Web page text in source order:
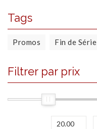
Tags
Promos Fin de Série
Filtrer par prix